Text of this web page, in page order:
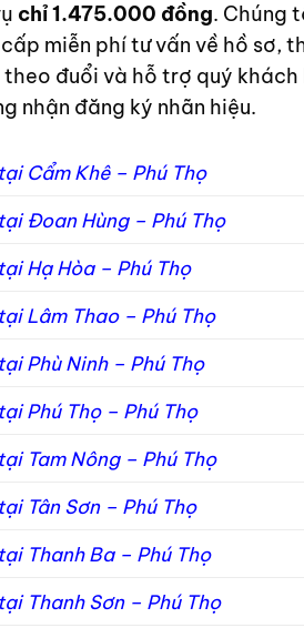
chỉ 1.475.000 đồng. Chúng
miễn phí tư vấn về hồ sơ,
đuổi và hỗ trợ quý
nhận đăng ký nhãn hiệu.
Cẩm Khê – Phú Thọ
Đoan Hùng – Phú Thọ
Hạ Hòa – Phú Thọ
Lâm Thao – Phú Thọ
Phù Ninh – Phú Thọ
Phú Thọ – Phú Thọ
Tam Nông – Phú Thọ
Tân Sơn – Phú Thọ
Thanh Ba – Phú Thọ
Thanh Sơn – Phú Thọ